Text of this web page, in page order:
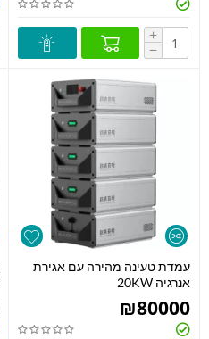
+
−
עמדת טעינה מהירה עם אגירת
אנרגיה 20KW
₪80000